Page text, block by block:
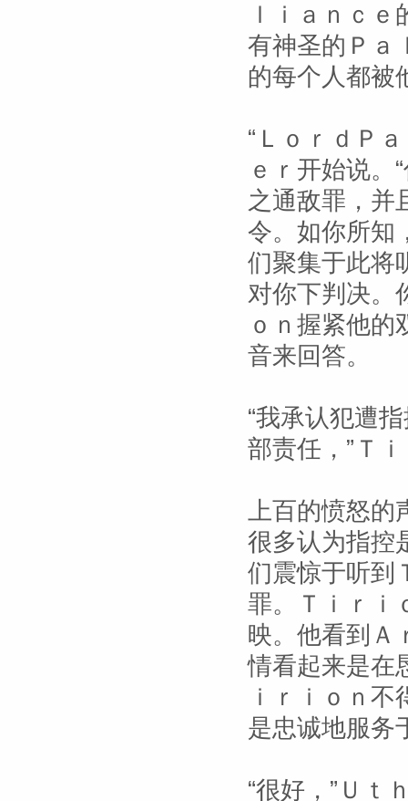
ｌｉａｎｃ
有神圣的Ｐａ
的每个人都被
“ＬｏｒｄＰ
ｅｒ开始说。
之通敌罪，并
令。如你所知
们聚集于此将
对你下判决。
ｏｎ握紧他
音来回答。
“我承认犯遭
部责任，”Ｔ
上百的愤怒的
很多认为指控
们震惊于听到
罪。Ｔｉｒｉ
映。他看到Ａ
情看起来是在
ｉｒｉｏｎ
是忠诚地服
“很好，”Ｕｔ